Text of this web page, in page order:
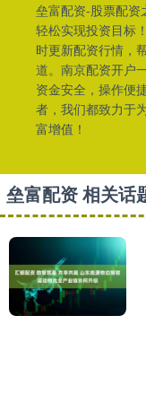
垒富配资-股票配资
轻松实现投资目标
时更新配资行情，
道。南京配资开户
资金安全，操作便
者，我们都致力于
富增值！
垒富配资 相关话